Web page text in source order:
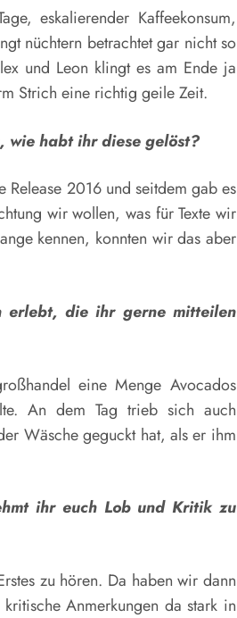
eskalierender Kaffeekonsum,
nüchtern betrachtet gar nicht so
und Leon klingt es am Ende ja
Strich eine richtig geile Zeit.
wie habt ihr diese gelöst?
2016 und seitdem gab es
wir wollen, was für Texte wir
kennen, konnten wir das aber
erlebt, die ihr gerne mitteilen
eine Menge Avocados
An dem Tag trieb sich auch
Wäsche geguckt hat, als er ihm
ihr euch Lob und Kritik zu
zu hören. Da haben wir dann
Anmerkungen da stark in